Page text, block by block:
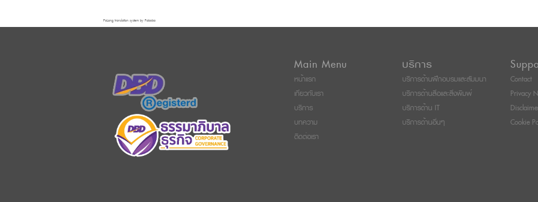
FaLang translation system by Faboba
Main Menu
หน้าแรก
เกี่ยวกับเรา
บริการ
บทความ
ติดต่อเรา
บริการ
บริการด้านฝึกอบรมและสัมมนา
บริการด้านสื่อและสิ่งพิมพ์
บริการด้าน IT
บริการด้านอื่นๆ
Contact
Privacy
Cookie